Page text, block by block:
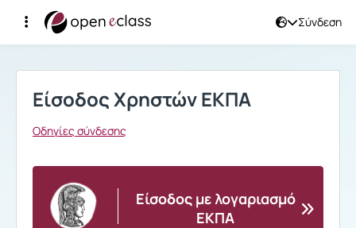
Σύνδεση
Σύνδεση
Είσοδος Χρηστών ΕΚΠΑ
Οδηγίες σύνδεσης
Είσοδος με λογαριασμό
ΕΚΠΑ